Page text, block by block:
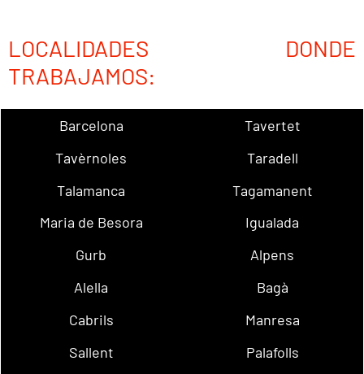
LOCALIDADES DONDE
TRABAJAMOS:
Barcelona
Tavertet
Tavèrnoles
Taradell
Talamanca
Tagamanent
Maria de Besora
Igualada
Gurb
Alpens
Alella
Bagà
Cabrils
Manresa
Sallent
Palafolls